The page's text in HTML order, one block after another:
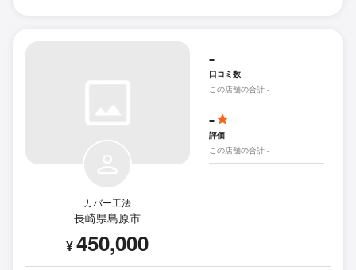
カバー工法
長崎県島原市
¥450,000
-
口コミ数
この店舗の合計 -
-
評価
この店舗の合計 -